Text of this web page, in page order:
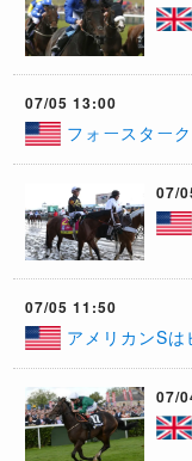
07/05 13:00
フォースター
07/
07/05 11:50
アメリカンS
07/